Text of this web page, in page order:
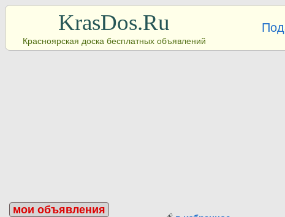
KrasDos.Ru
Красноярская доска бесплатных объявлений
мои объявления